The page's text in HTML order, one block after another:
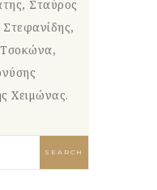
Σταύρος
Χειμώνας.